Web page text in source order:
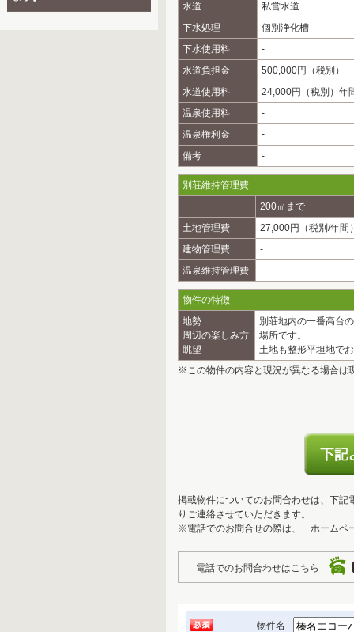
水道
私営水道
下水処理
個別浄化槽
下水使用料
-
水道負担金
500,000円（税別）
水道使用料
24,000円（税別）年
温泉使用料
-
温泉権利金
-
備考
-
別荘維持管理費
200㎡まで
土地管理費
27,000円（税別/年間
建物管理費
-
温泉維持管理費
-
物件の特徴
地勢
周辺の楽しみ方
眺望
別荘地内の一番高台
場所です。
土地も整形平坦地で
※この物件の内容と現況が異なる場合は
掲載物件についてのお問合わせは、下
りご連絡させていただきます。
※電話でのお問合せの際は、「ホームペ
電話でのお問合わせはこちら
物件名